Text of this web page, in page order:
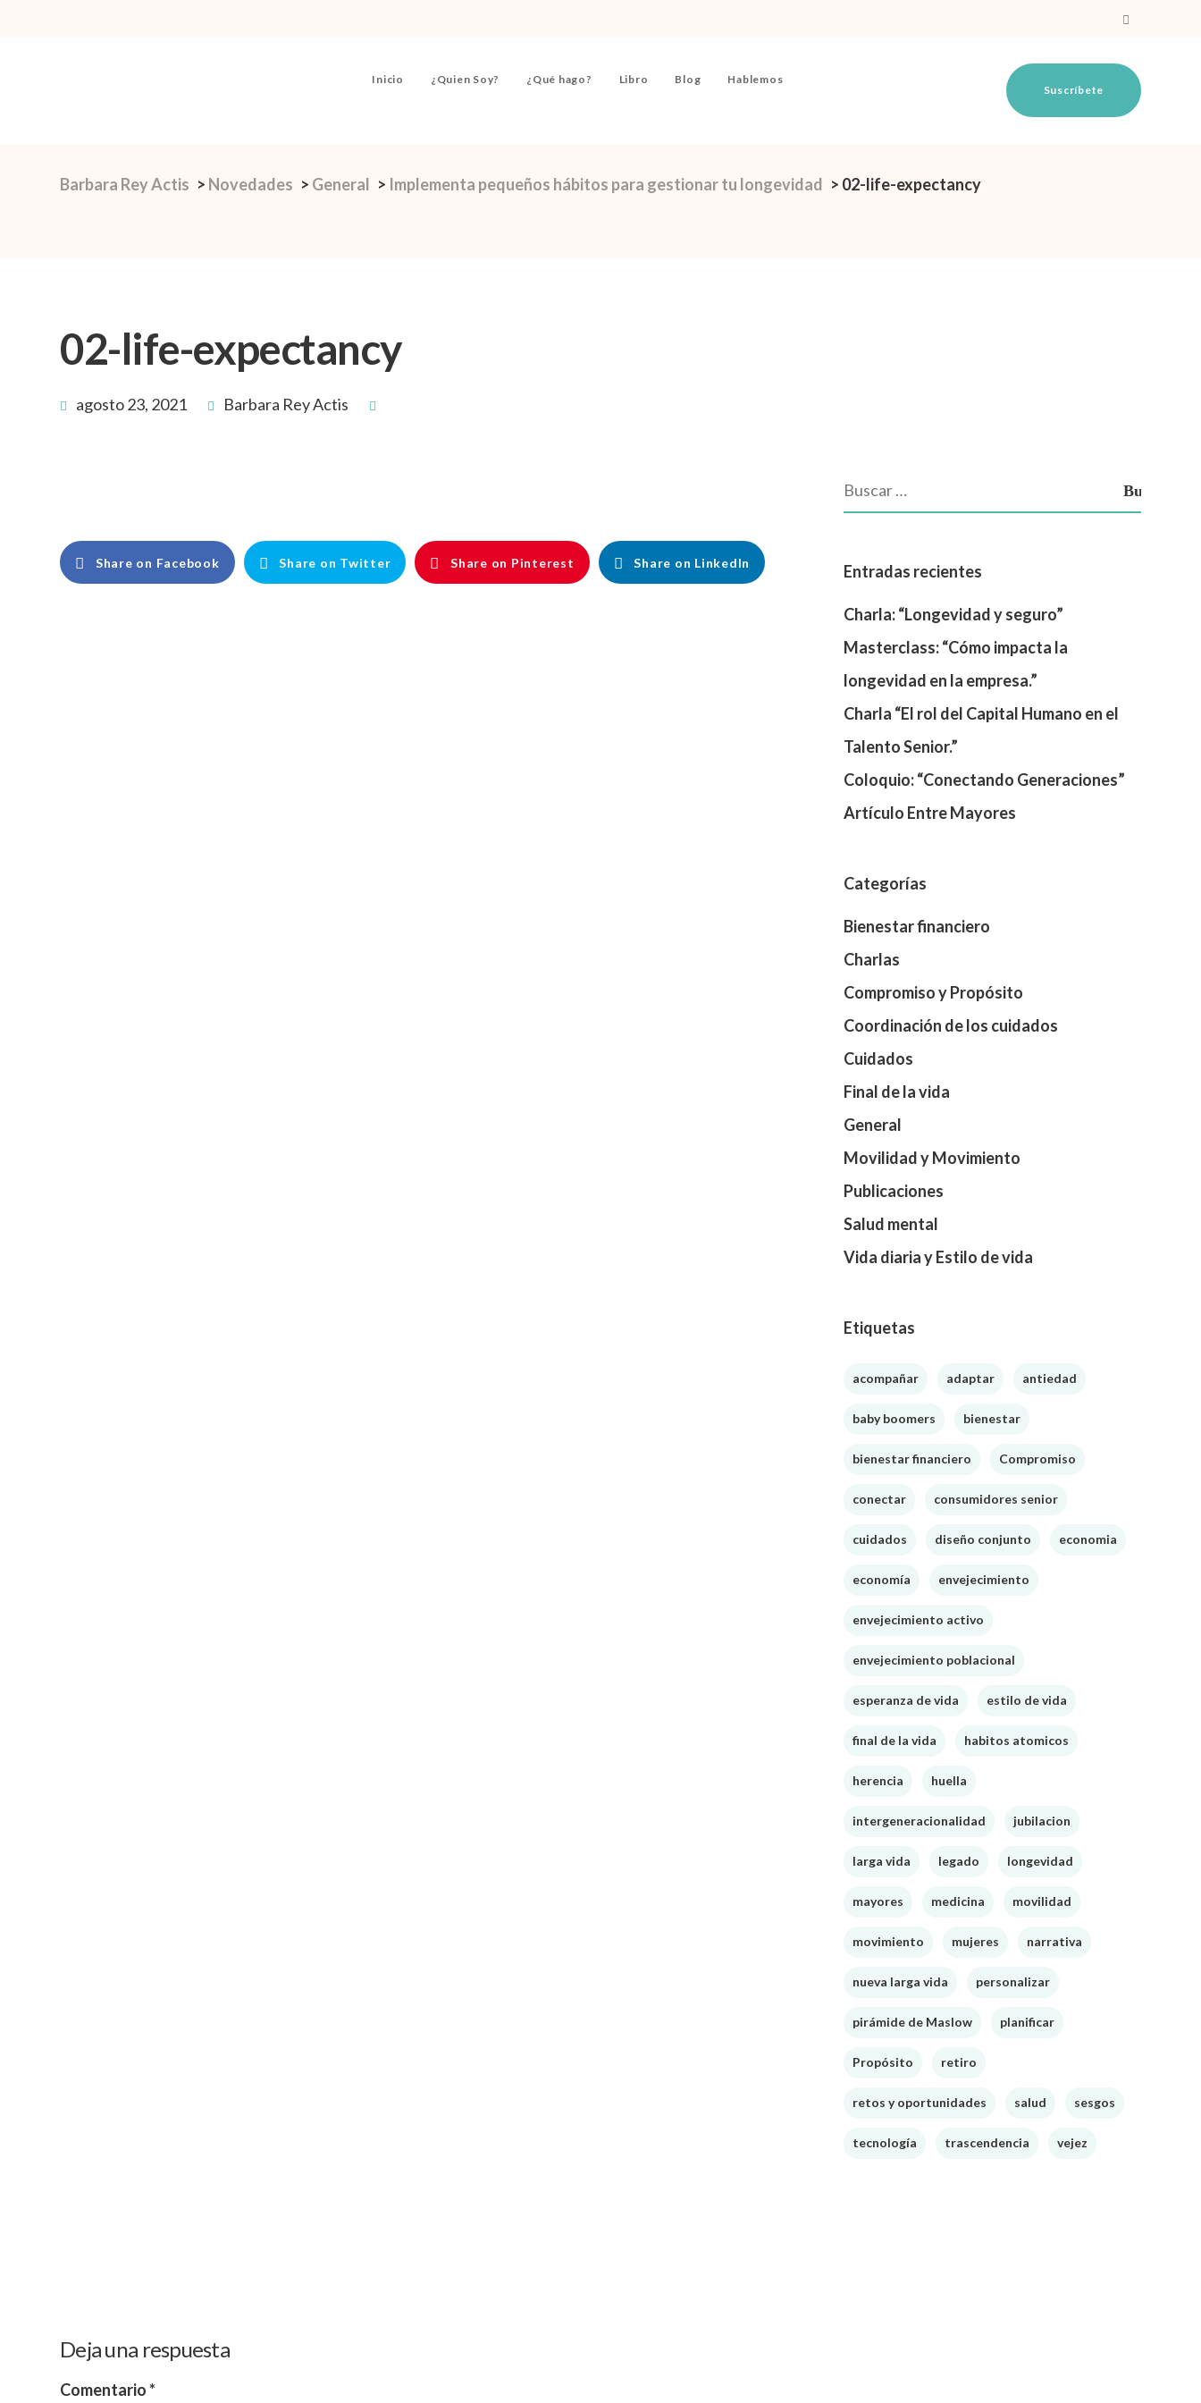
Inicio ¿Quien Soy? ¿Qué hago? Libro Blog
Hablemos
Suscríbete
Barbara Rey Actis > Novedades > General > Implementa pequeños hábitos para gestionar tu longevidad > 02-life-expectancy
02-life-expectancy
agosto 23, 2021 Barbara Rey Actis
Share on Facebook Share on Twitter Share on Pinterest Share on LinkedIn Entradas recientes
Charla: “Longevidad y seguro”
Masterclass: “Cómo impacta la
longevidad en la empresa.”
Charla “El rol del Capital Humano en el
Talento Senior.”
Coloquio: “Conectando Generaciones”
Artículo Entre Mayores
Categorías
Bienestar financiero
Charlas
Compromiso y Propósito
Coordinación de los cuidados
Cuidados
Final de la vida
General
Movilidad y Movimiento
Publicaciones
Salud mental
Vida diaria y Estilo de vida
Etiquetas
acompañar adaptar antiedad
baby boomers bienestar
bienestar financiero Compromiso
conectar consumidores senior
cuidados diseño conjunto economia
economía envejecimiento
envejecimiento activo
envejecimiento poblacional
esperanza de vida estilo de vida
final de la vida habitos atomicos
herencia huella
intergeneracionalidad jubilacion
larga vida legado longevidad
mayores medicina movilidad
movimiento mujeres narrativa
nueva larga vida personalizar
pirámide de Maslow planificar
Propósito retiro
retos y oportunidades salud sesgos
tecnología trascendencia vejez
Deja una respuesta
Comentario*